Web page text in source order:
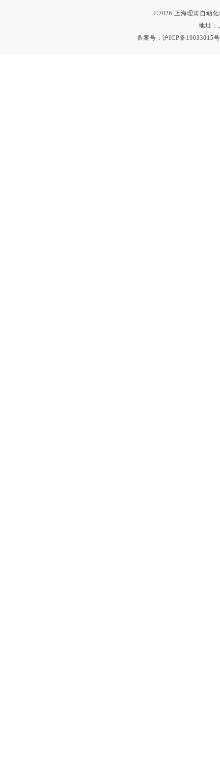
©2026 上海理涛自动
地址：
备案号： 沪ICP备19033015